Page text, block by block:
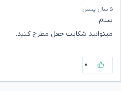
۵ سال پیش
سلام
میتوانید شکایت جعل مطرح کنید.
۰